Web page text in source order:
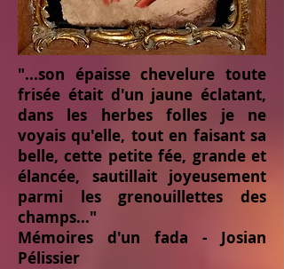
"...son épaisse chevelure toute
frisée était d'un jaune éclatant,
dans les herbes folles je ne
voyais qu'elle, tout en faisant sa
belle, cette petite fée, grande et
élancée, sautillait joyeusement
parmi les grenouillettes des
champs..."
Mémoires d'un fada - Josian
Pélissier